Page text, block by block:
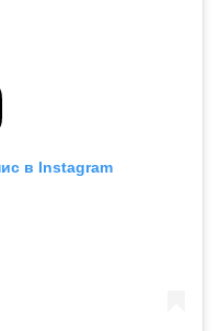
в Instagram